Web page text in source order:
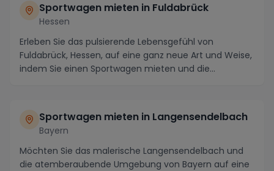
Sportwagen mieten in Fuldabrück
Hessen
Erleben Sie das pulsierende Lebensgefühl von
Fuldabrück, Hessen, auf eine ganz neue Art und Weise,
indem Sie einen Sportwagen mieten und die
Sportwagen mieten in Langensendelbach
Bayern
Möchten Sie das malerische Langensendelbach und
die atemberaubende Umgebung von Bayern auf eine